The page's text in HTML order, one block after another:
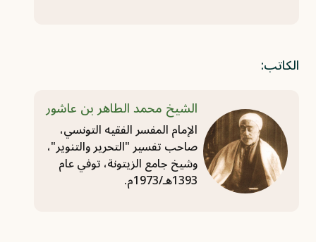
الكاتب:
الشيخ محمد الطاهر بن عاشور
الإمام المفسر الفقيه التونسي،
صاحب تفسير "التحرير والتنوير"،
وشيخ جامع الزيتونة، توفي عام
1393هـ/1973م.